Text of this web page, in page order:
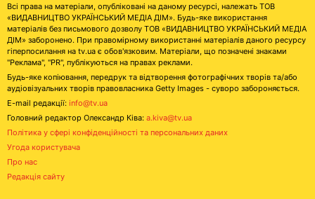
Всі права на матеріали, опубліковані на даному ресурсі, належать ТОВ
«ВИДАВНИЦТВО УКРАЇНСЬКИЙ МЕДІА ДІМ». Будь-яке використання
матеріалів без письмового дозволу ТОВ «ВИДАВНИЦТВО УКРАЇНСЬКИЙ МЕДІА
ДІМ» заборонено. При правомірному використанні матеріалів даного ресурсу
гіперпосилання на tv.ua є обов'язковим. Матеріали, що позначені знаками
"Реклама", "PR", публікуються на правах реклами.
Будь-яке копіювання, передрук та відтворення фотографічних творів та/або
аудіовізуальних творів правовласника Getty Images - суворо забороняється.
E-mail редакції: info@tv.ua
Головний редактор Олександр Ківа: a.kiva@tv.ua
Політика у сфері конфіденційності та персональних даних
Угода користувача
Про нас
Редакція сайту